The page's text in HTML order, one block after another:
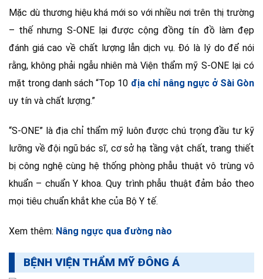
Mặc dù thương hiệu khá mới so với nhiều nơi trên thị trường
– thế nhưng S-ONE lại được cộng đồng tín đồ làm đẹp
đánh giá cao về chất lượng lẫn dịch vụ. Đó là lý do để nói
rằng, không phải ngẫu nhiên mà Viện thẩm mỹ S-ONE lại có
mặt trong danh sách “Top 10 địa chỉ nâng ngực ở Sài Gòn
uy tín và chất lượng.”
“S-ONE” là địa chỉ thẩm mỹ luôn được chú trọng đầu tư kỹ
lưỡng về đội ngũ bác sĩ, cơ sở hạ tầng vật chất, trang thiết
bị công nghệ cùng hệ thống phòng phẫu thuật vô trùng vô
khuẩn – chuẩn Y khoa. Quy trình phẫu thuật đảm bảo theo
mọi tiêu chuẩn khắt khe của Bộ Y tế.
Xem thêm: Nâng ngực qua đường nào
BỆNH VIỆN THẨM MỸ ĐÔNG Á